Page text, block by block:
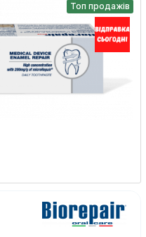
Топ продажів